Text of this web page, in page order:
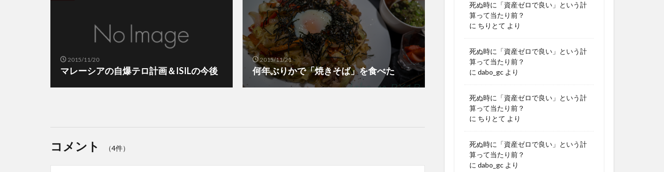
2015/11/20
マレーシアの自爆テロ計画＆ISILの今後
2015/11/21
何年ぶりかで「焼きそば」を食べた
コメント （4件）
死ぬ時に「資産ゼロで良い」という計
算って当たり前？
に ちりとて より
死ぬ時に「資産ゼロで良い」という計
算って当たり前？
に dabo_gc より
死ぬ時に「資産ゼロで良い」という計
算って当たり前？
に ちりとて より
死ぬ時に「資産ゼロで良い」という計
算って当たり前？
に dabo_gc より